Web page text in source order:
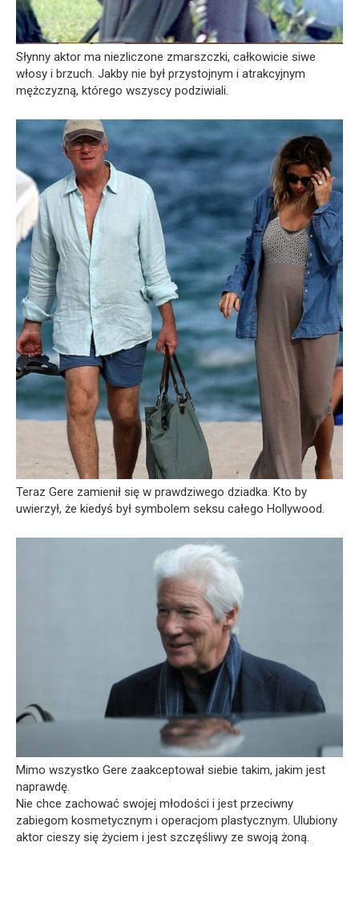
Słynny aktor ma niezliczone zmarszczki, całkowicie siwe
włosy i brzuch. Jakby nie był przystojnym i atrakcyjnym
mężczyzną, którego wszyscy podziwiali.
Teraz Gere zamienił się w prawdziwego dziadka. Kto by
uwierzył, że kiedyś był symbolem seksu całego Hollywood.
Mimo wszystko Gere zaakceptował siebie takim, jakim jest
naprawdę.
Nie chce zachować swojej młodości i jest przeciwny
zabiegom kosmetycznym i operacjom plastycznym. Ulubiony
aktor cieszy się życiem i jest szczęśliwy ze swoją żoną.